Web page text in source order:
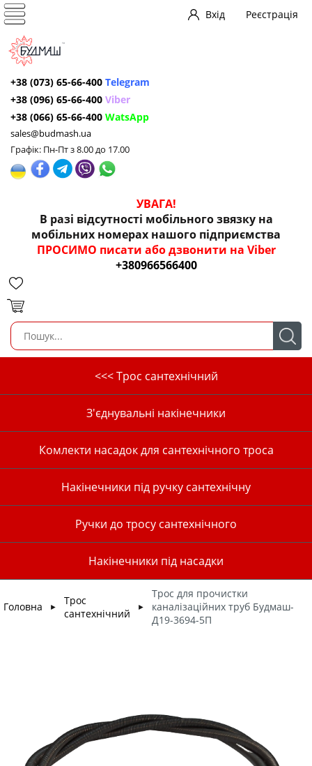
Вхід Реєстрація
+38 (073) 65-66-400 Telegram
+38 (096) 65-66-400 Viber
+38 (066) 65-66-400 WatsApp
sales@budmash.ua
Графік: Пн-Пт з 8.00 до 17.00
УВАГА!
В разі відсутності мобільного звязку на
мобільних номерах нашого підприємства
ПРОСИМО писати або дзвонити на Viber
+380966566400
<<< Трос сантехнічний
З'єднувальні накінечники
Комлекти насадок для сантехнічного троса
Накінечники під ручку сантехнічну
Ручки до тросу сантехнічного
Накінечники під насадки
Головна ►
Трос
сантехнічний
►
Трос для прочистки
каналізаційних труб Будмаш-
Д19-3694-5П